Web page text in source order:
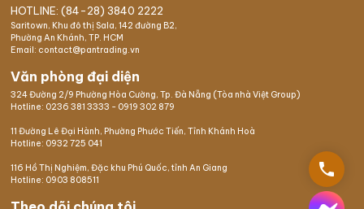
HOTLINE: (84-28) 3840 2222
Saritown, Khu đô thị Sala, 142 đường B2,
Phường An Khánh, TP. HCM
Email: contact@pantrading.vn
Văn phòng đại diện
324 Đường 2/9 Phường Hòa Cường, Tp. Đà Nẵng (Tòa nhà Việt Group)
Hotline: 0236 381 3333 - 0919 302 879
11 Đường Lê Đại Hành, Phường Phước Tiến, Tỉnh Khánh Hoà
Hotline: 0932 725 041
116 Hồ Thị Nghiệm, Đặc khu Phú Quốc, tỉnh An Giang
Hotline: 0903 808511
phone